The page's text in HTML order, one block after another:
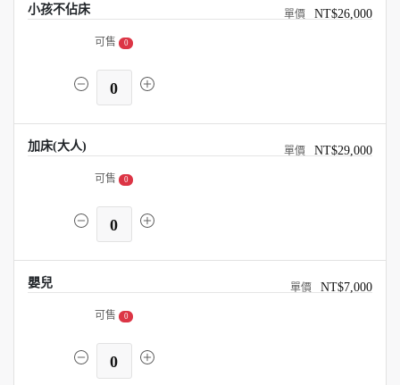
小孩不佔床 NT$26,000
可售 0
0
加床(大人) NT$29,000
可售 0
0
嬰兒 NT$7,000
可售 0
0